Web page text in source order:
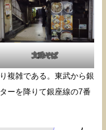
文殊そば
複雑である。東武から銀
ーを降りて銀座線の7番